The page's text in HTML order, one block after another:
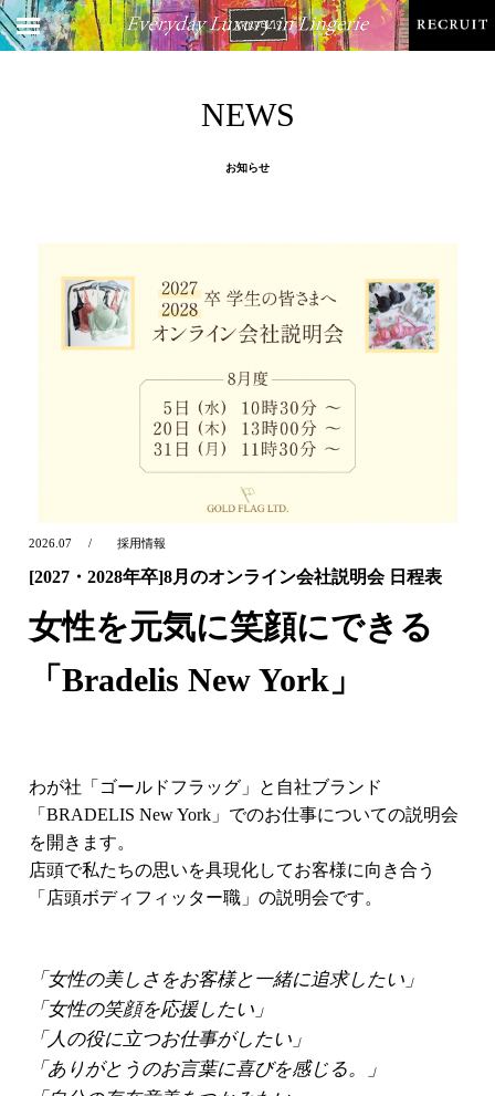
NEWS
お知らせ
2026.07 採用情報
[2027・2028年卒]8月のオンライン会社説明会 日程表
女性を元気に笑顔にできる
「Bradelis New York」
わが社「ゴールドフラッグ」と自社ブランド
「BRADELIS New York」でのお仕事についての説明会
を開きます。
店頭で私たちの思いを具現化してお客様に向き合う
「店頭ボディフィッター職」の説明会です。
「女性の美しさをお客様と一緒に追求したい」
「女性の笑顔を応援したい」
「人の役に立つお仕事がしたい」
「ありがとうのお言葉に喜びを感じる。」